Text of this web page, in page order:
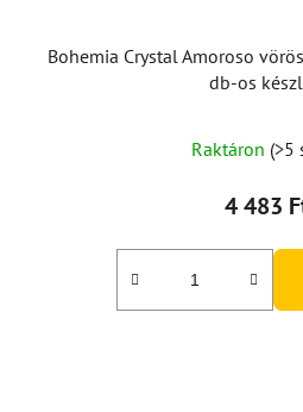
Bohemia Crystal Amoroso
db-os
Raktáron (>5
4 483